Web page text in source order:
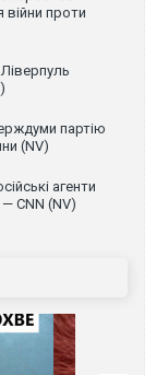
війни проти
партію
(NV)
агенти
CNN (NV)